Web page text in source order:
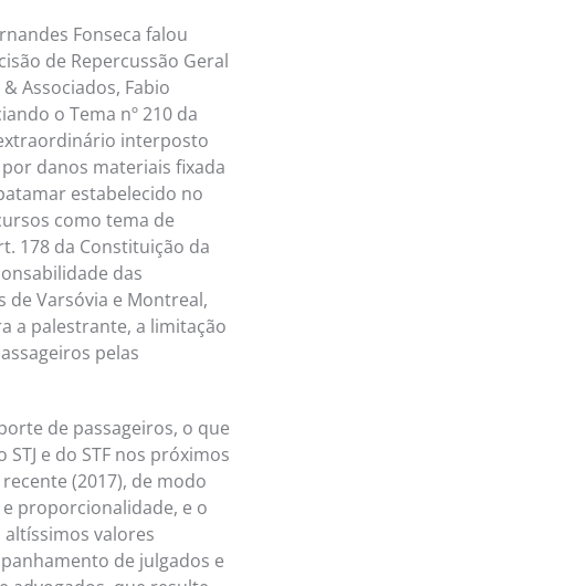
Fonseca falou
de Repercussão Geral
Associados, Fabio
o Tema nº 210 da
interposto
danos materiais fixada
estabelecido no
como tema de
178 da Constituição da
das
de Varsóvia e Montreal,
a palestrante, a limitação
pelas
de passageiros, o que
e do STF nos próximos
(2017), de modo
proporcionalidade, e o
valores
de julgados e